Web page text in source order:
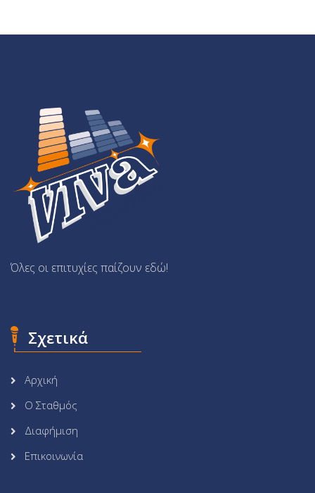
Όλες οι επιτυχίες παίζουν εδώ!
Σχετικά
Αρχική
Ο Σταθμός
Διαφήμιση
Επικοινωνία